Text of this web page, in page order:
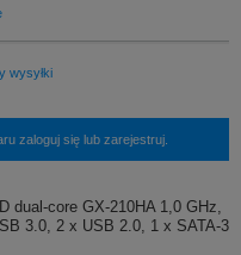
wysyłki
zaloguj się lub zarejestruj.
dual-core GX-210HA 1,0 GHz,
3.0, 2 x USB 2.0, 1 x SATA-3